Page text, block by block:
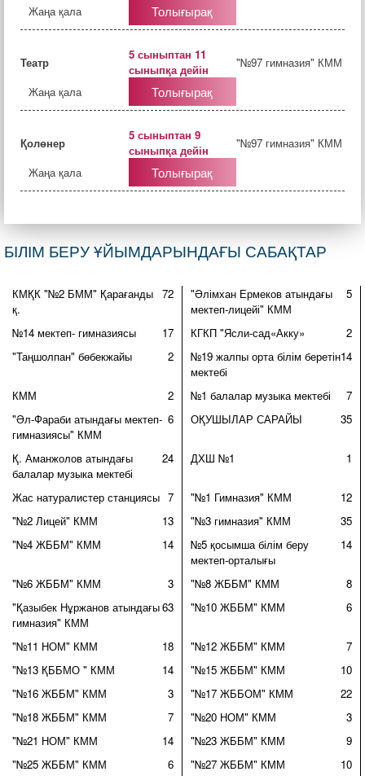
Жаңа қала Толығырақ
Театр
5 сыныптан 11
сыныпқа дейін
"№97 гимназия" КММ
Жаңа қала
Толығырақ
Қолөнер
5 сыныптан 9
сыныпқа дейін
"№97 гимназия" КММ
Жаңа қала
Толығырақ
БІЛІМ БЕРУ ҰЙЫМДАРЫНДАҒЫ САБАҚТАР
КМҚК "№2 БММ" Қарағанды
қ.
72
"Әлімхан Ермеков атындағы
мектеп-лицейі" КММ
5
№14 мектеп- гимназиясы 17 КГКП "Ясли-сад«Акку»
2
"Таңшолпан" бөбекжайы
2
№19 жалпы орта білім беретін
мектебі
14
КММ 2 №1 балалар музыка мектебі
7
"Әл-Фараби атындағы мектеп-
гимназиясы" КММ
6 ОҚУШЫЛАР САРАЙЫ 35
Қ. Аманжолов атындағы
балалар музыка мектебі
24 ДХШ №1 1
Жас натуралистер станциясы 7 "№1 Гимназия" КММ
12
"№2 Лицей" КММ
13 "№3 гимназия" КММ
35
"№4 ЖББМ" КММ
14
№5 қосымша білім беру
мектеп-орталығы
14
"№6 ЖББМ" КММ 3 "№8 ЖББМ" КММ
8
"Қазыбек Нұржанов атындағы
гимназия" КММ
63 "№10 ЖББМ" КММ 6
"№11 НОМ" КММ 18 "№12 ЖББМ" КММ
7
"№13 ҚББМО " КММ
14 "№15 ЖББМ" КММ
10
"№16 ЖББМ" КММ
3 "№17 ЖББОМ" КММ
22
"№18 ЖББМ" КММ
7 "№20 НОМ" КММ
3
"№21 НОМ" КММ
14 "№23 ЖББМ" КММ
9
"№25 ЖББМ" КММ
6 "№27 ЖББМ" КММ
10